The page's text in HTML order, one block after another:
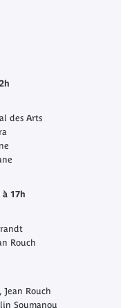
des Arts
à 17h
Rouch
Jean Rouch
Soumanou